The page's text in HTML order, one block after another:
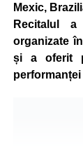
Înaintea
vor putea
Oficial de
funcționa
Mexic,
Recitalul
organizate
și a oferit